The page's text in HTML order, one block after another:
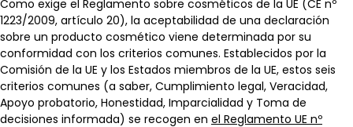
Como exige el Reglamento sobre cosméticos de la UE (CE nº
1223/2009, artículo 20), la aceptabilidad de una declaración
sobre un producto cosmético viene determinada por su
conformidad con los criterios comunes. Establecidos por la
Comisión de la UE y los Estados miembros de la UE, estos seis
criterios comunes (a saber, Cumplimiento legal, Veracidad,
Apoyo probatorio, Honestidad, Imparcialidad y Toma de
decisiones informada) se recogen en el Reglamento UE nº